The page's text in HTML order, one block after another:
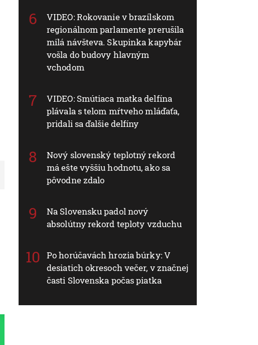
VIDEO: Rokovanie v brazílskom
regionálnom parlamente prerušila
milá návšteva. Skupinka kapybár
vošla do budovy hlavným
vchodom
VIDEO: Smútiaca matka delfína
plávala s telom mŕtveho mláďaťa,
pridali sa ďalšie delfíny
Nový slovenský teplotný rekord
má ešte vyššiu hodnotu, ako sa
pôvodne zdalo
Na Slovensku padol nový
absolútny rekord teploty vzduchu
Po horúčavách hrozia búrky: V
desiatich okresoch večer, v značnej
časti Slovenska počas piatka